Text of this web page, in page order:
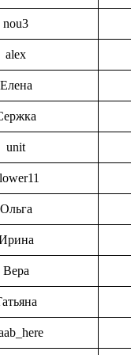
nou3
alex
Елена
unit
Ольга
Вера